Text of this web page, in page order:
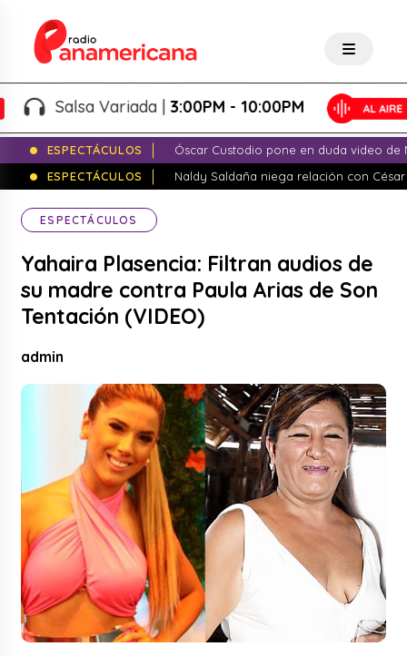
Salsa Variada |3:00PM - 10:00PM
ESPECTÁCULOS
Óscar Custodio pone en duda video de
ESPECTÁCULOS
Naldy Saldaña niega relación con
ESPECTÁCULOS
Yahaira Plasencia: Filtran audios de
su madre contra Paula Arias de Son
Tentación (VIDEO)
admin